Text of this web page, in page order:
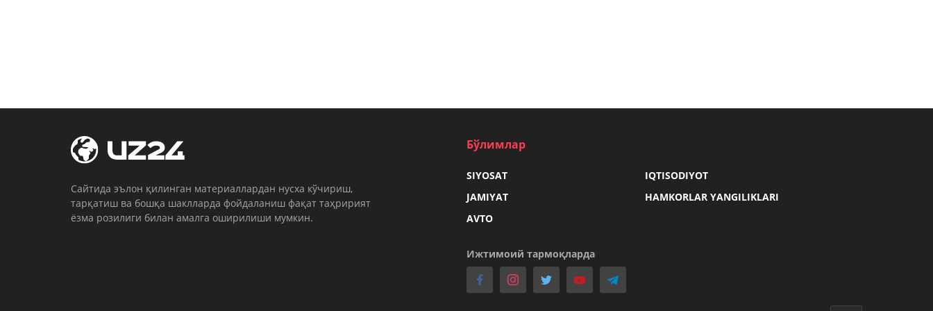
Cайтида эълон қилинган материаллардан нусха кўчириш,
тарқатиш ва бошқа шаклларда фойдаланиш фақат таҳририят
ёзма розилиги билан амалга оширилиши мумкин.
Бўлимлар
SIYOSAT
IQTISODIYOT
JAMIYAT
HAMKORLAR YANGILIKLARI
AVTO
Ижтимоий тармоқларда